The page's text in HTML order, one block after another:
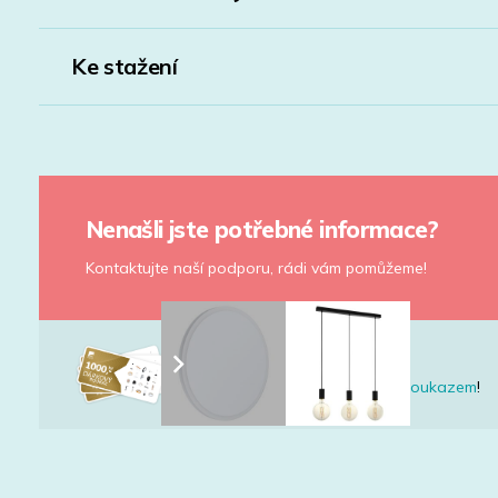
Ke stažení
Nenašli jste potřebné informace?
Kontaktujte naší podporu, rádi vám pomůžeme!
Udělejte radost dárkovým poukazem!